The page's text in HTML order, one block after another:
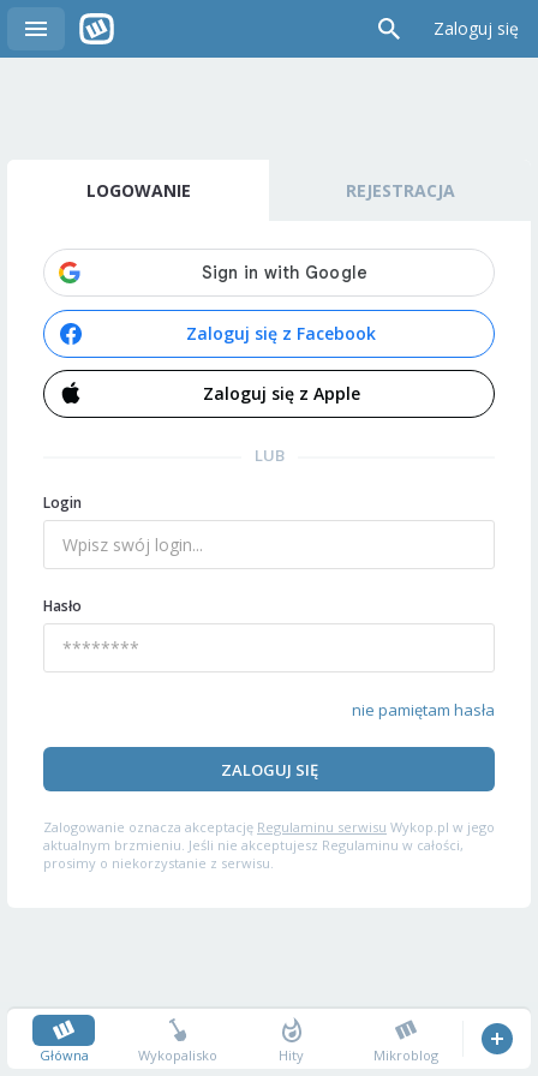
Zaloguj się
LOGOWANIE REJESTRACJA
Zaloguj się z Facebook
Zaloguj się z Apple
LUB
Login
Hasło
nie pamiętam hasła
ZALOGUJ SIĘ
Zalogowanie oznacza akceptację Regulaminu serwisu Wykop.pl w jego
aktualnym brzmieniu. Jeśli nie akceptujesz Regulaminu w całości,
prosimy o niekorzystanie z serwisu.
Główna Wykopalisko Hity Mikroblog